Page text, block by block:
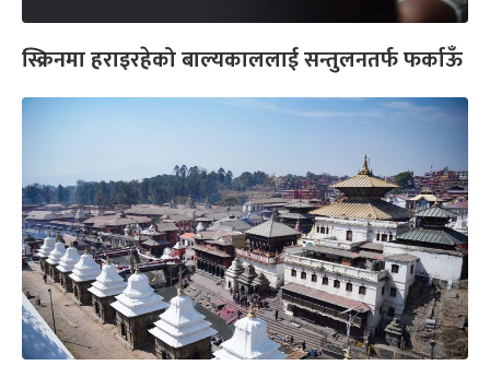
स्क्रिनमा हराइरहेको बाल्यकाललाई सन्तुलनतर्फ फर्काऊँ